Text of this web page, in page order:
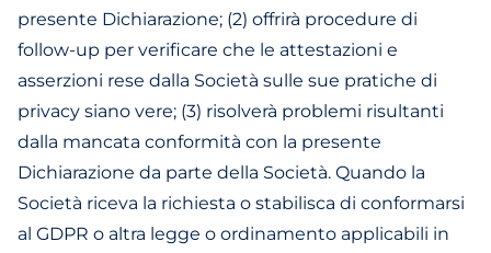
presente Dichiarazione; (2) offrirà procedure di
follow-up per verificare che le attestazioni e
asserzioni rese dalla Società sulle sue pratiche di
privacy siano vere; (3) risolverà problemi risultanti
dalla mancata conformità con la presente
Dichiarazione da parte della Società. Quando la
Società riceva la richiesta o stabilisca di conformarsi
al GDPR o altra legge o ordinamento applicabili in